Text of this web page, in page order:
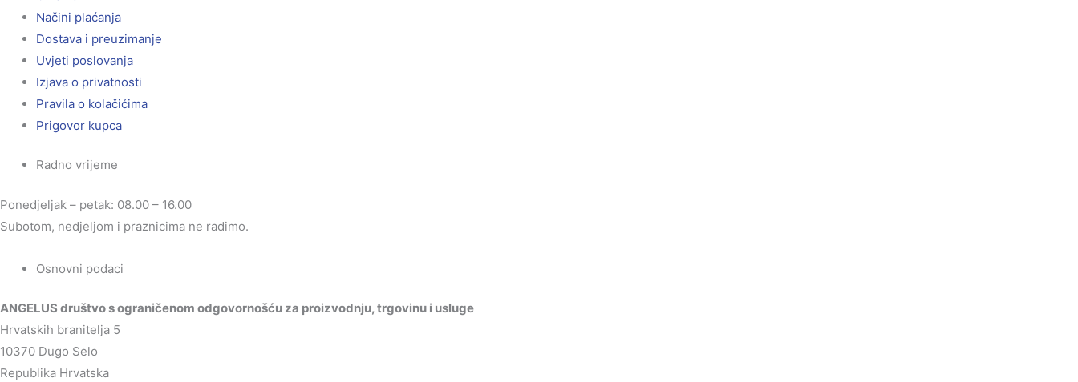
Načini plaćanja
Dostava i preuzimanje
Uvjeti poslovanja
Izjava o privatnosti
Pravila o kolačićima
Prigovor kupca
Radno vrijeme
Ponedjeljak – petak: 08.00 – 16.00
Subotom, nedjeljom i praznicima ne radimo.
Osnovni podaci
ANGELUS društvo s ograničenom odgovornošću za proizvodnju, trgovinu i usluge
Hrvatskih branitelja 5
10370 Dugo Selo
Republika Hrvatska